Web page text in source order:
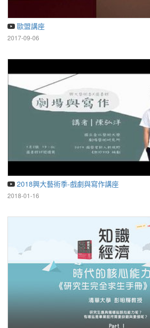
歐盟講座
2017-09-06
2018興大藝術季-戲劇與寫作講座
2018-01-16